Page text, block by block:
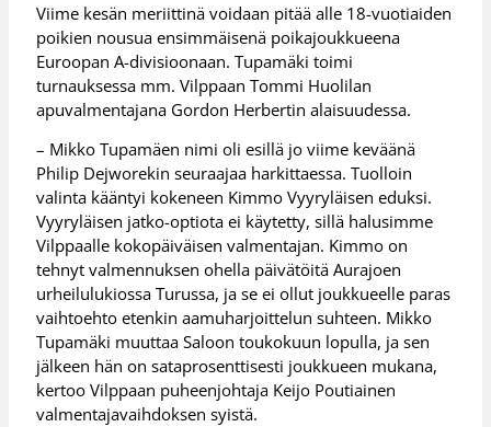
Viime kesän meriittinä voidaan pitää alle 18-vuotiaiden
poikien nousua ensimmäisenä poikajoukkueena
Euroopan A-divisioonaan. Tupamäki toimi
turnauksessa mm. Vilppaan Tommi Huolilan
apuvalmentajana Gordon Herbertin alaisuudessa.
– Mikko Tupamäen nimi oli esillä jo viime keväänä
Philip Dejworekin seuraajaa harkittaessa. Tuolloin
valinta kääntyi kokeneen Kimmo Vyyryläisen eduksi.
Vyyryläisen jatko-optiota ei käytetty, sillä halusimme
Vilppaalle kokopäiväisen valmentajan. Kimmo on
tehnyt valmennuksen ohella päivätöitä Aurajoen
urheilulukiossa Turussa, ja se ei ollut joukkueelle paras
vaihtoehto etenkin aamuharjoittelun suhteen. Mikko
Tupamäki muuttaa Saloon toukokuun lopulla, ja sen
jälkeen hän on sataprosenttisesti joukkueen mukana,
kertoo Vilppaan puheenjohtaja Keijo Poutiainen
valmentajavaihdoksen syistä.